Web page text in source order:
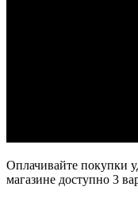
Оплачивайте покупки
магазине доступно 3